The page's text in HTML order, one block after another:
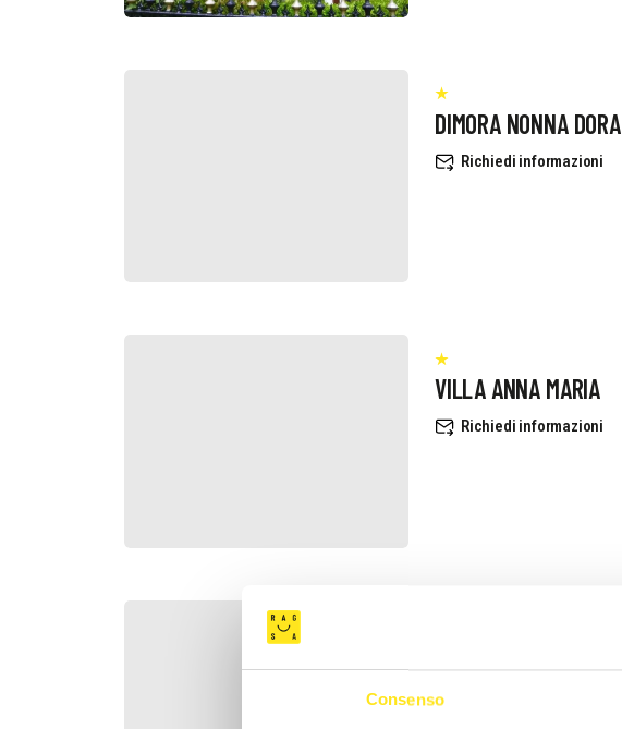
Consenso
DIMORA NONNA DORA
Richiedi informazioni
VILLA ANNA MARIA
Richiedi informazioni